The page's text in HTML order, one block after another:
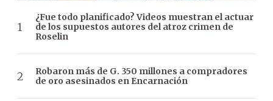
¿Fue todo planificado? Videos muestran el actuar
de los supuestos autores del atroz crimen de
Roselin
Robaron más de G. 350 millones a compradores
de oro asesinados en Encarnación